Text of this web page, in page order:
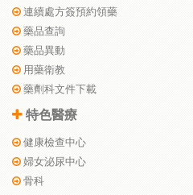
連續處方簽預約領藥
藥品查詢
藥品異動
用藥衛教
藥劑科文件下載
特色醫療
健康檢查中心
婦女泌尿中心
骨科